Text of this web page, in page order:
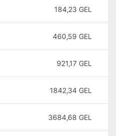
184,23 GEL
460,59 GEL
921,17 GEL
1842,34 GEL
3684,68 GEL